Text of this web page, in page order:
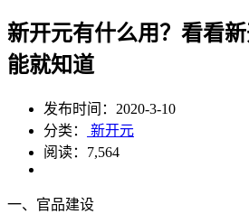
新开元有什么用？看看
能就知道
发布时间：2020-3-10
分类：
新开元
阅读：7,564
一、官品建设